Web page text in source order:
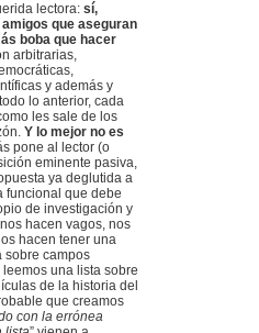
lectora: sí,
que aseguran
boba que hacer
arbitrarias,
y además y
lo anterior, cada
les sale de los
Y lo mejor no es
pone al lector (o
eminente pasiva,
ya deglutida a
funcional que debe
de investigación y
hacen vagos, nos
hacen tener una
sobre campos
una lista sobre
de la historia del
que creamos
con la errónea